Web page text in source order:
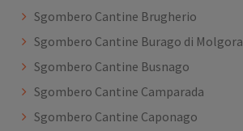
Sgombero Cantine Brugherio
Sgombero Cantine Burago di Molgora
Sgombero Cantine Busnago
Sgombero Cantine Camparada
Sgombero Cantine Caponago